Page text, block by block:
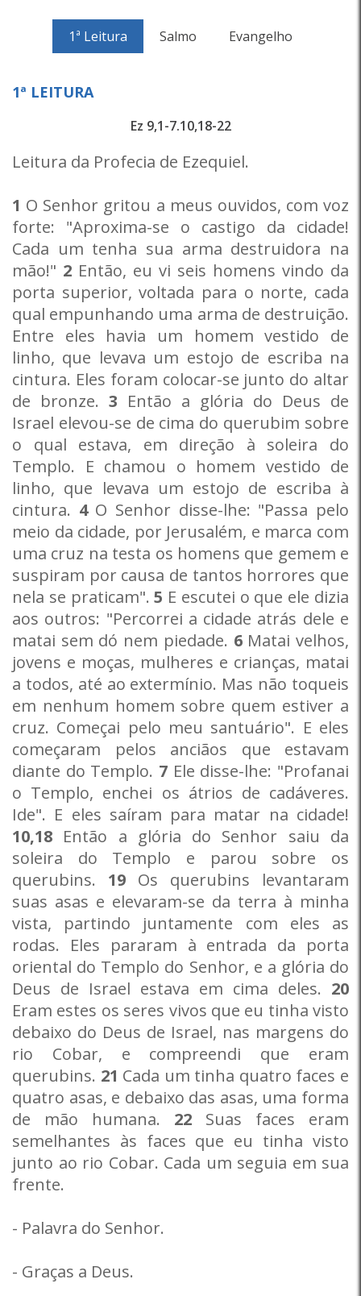
1ª Leitura Salmo Evangelho
1ª LEITURA
Ez 9,1-7.10,18-22
Leitura da Profecia de Ezequiel.
1 O Senhor gritou a meus ouvidos, com voz
forte: "Aproxima-se o castigo da cidade!
Cada um tenha sua arma destruidora na
mão!" 2 Então, eu vi seis homens vindo da
porta superior, voltada para o norte, cada
qual empunhando uma arma de destruição.
Entre eles havia um homem vestido de
linho, que levava um estojo de escriba na
cintura. Eles foram colocar-se junto do altar
de bronze. 3 Então a glória do Deus de
Israel elevou-se de cima do querubim sobre
o qual estava, em direção à soleira do
Templo. E chamou o homem vestido de
linho, que levava um estojo de escriba à
cintura. 4O Senhor disse-lhe: "Passa pelo
meio da cidade, por Jerusalém, e marca com
uma cruz na testa os homens que gemem e
suspiram por causa de tantos horrores que
nela se praticam".5 E escutei o que ele dizia
aos outros: "Percorrei a cidade atrás dele e
matai sem dó nem piedade. 6Matai velhos,
jovens e moças, mulheres e crianças, matai
a todos, até ao extermínio. Mas não toqueis
em nenhum homem sobre quem estiver a
cruz. Começai pelo meu santuário". E eles
começaram pelos anciãos que estavam
diante do Templo. 7 Ele disse-lhe: "Profanai
o Templo, enchei os átrios de cadáveres.
Ide". E eles saíram para matar na cidade!
10,18 Então a glória do Senhor saiu da
soleira do Templo e parou sobre os
querubins. 19 Os querubins levantaram
suas asas e elevaram-se da terra à minha
vista, partindo juntamente com eles as
rodas. Eles pararam à entrada da porta
oriental do Templo do Senhor, e a glória do
Deus de Israel estava em cima deles. 20
Eram estes os seres vivos que eu tinha visto
debaixo do Deus de Israel, nas margens do
rio Cobar, e compreendi que eram
querubins. 21 Cada um tinha quatro faces e
quatro asas, e debaixo das asas, uma forma
de mão humana. 22 Suas faces eram
semelhantes às faces que eu tinha visto
junto ao rio Cobar. Cada um seguia em sua
frente.
- Palavra do Senhor.
- Graças a Deus.